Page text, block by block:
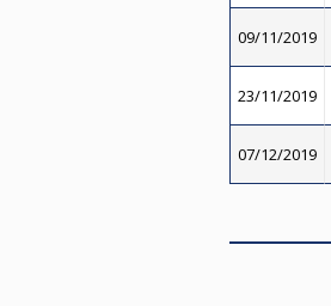
09/11/2019
23/11/2019
07/12/2019